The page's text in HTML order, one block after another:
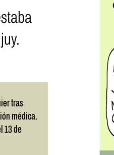
tras
médica.
13 de